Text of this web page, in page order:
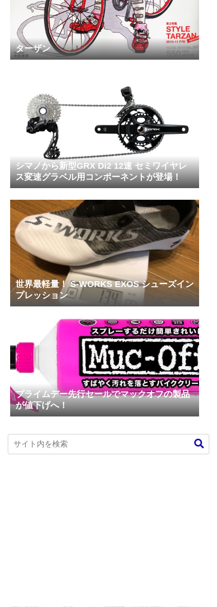
ターザン
シマノから新型GRX Di2 12速 セミワイヤレ
ス変速グラベル用コンポーネントが登場！
世界最軽量！ S-WORKS EXOS シューズイン
プレッション
プライムデー先行セールでマックオフの製品
が値下げへ！